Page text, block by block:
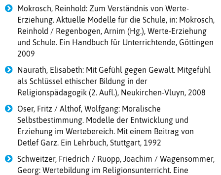
Mokrosch, Reinhold: Zum Verständnis von Werte-
Erziehung. Aktuelle Modelle für die Schule, in: Mokrosch,
Reinhold / Regenbogen, Arnim (Hg.), Werte-Erziehung
und Schule. Ein Handbuch für Unterrichtende, Göttingen
2009
Naurath, Elisabeth: Mit Gefühl gegen Gewalt. Mitgefühl
als Schlüssel ethischer Bildung in der
Religionspädagogik (2. Aufl.), Neukirchen-Vluyn, 2008
Oser, Fritz / Althof, Wolfgang: Moralische
Selbstbestimmung. Modelle der Entwicklung und
Erziehung im Wertebereich. Mit einem Beitrag von
Detlef Garz. Ein Lehrbuch, Stuttgart, 1992
Schweitzer, Friedrich / Ruopp, Joachim / Wagensommer,
Georg: Wertebildung im Religionsunterricht. Eine